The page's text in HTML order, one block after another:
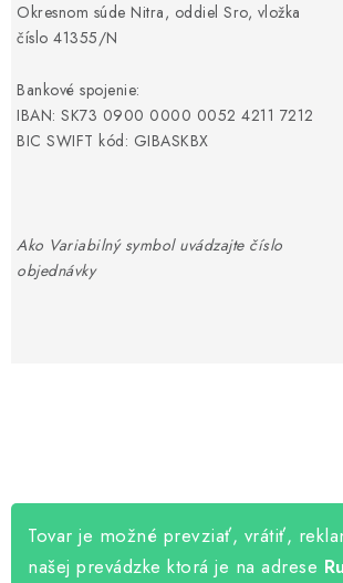
Okresnom súde Nitra, oddiel Sro, vložka
číslo 41355/N
Bankové spojenie:
IBAN: SK73 0900 0000 0052 4211 7212
BIC SWIFT kód: GIBASKBX
Ako Variabilný symbol uvádzajte číslo
objednávky
Tovar je možné prevziať, vrátiť,
našej prevádzke ktorá je na adrese